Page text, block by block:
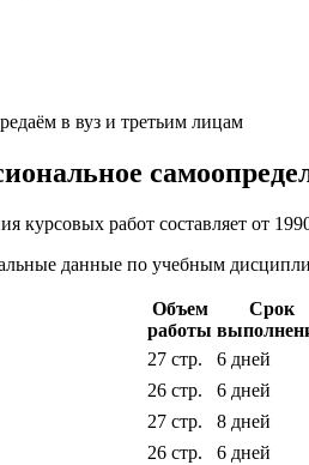
в вуз и третьим лицам
курсовых работ составляет от
данные по учебным
Объем
работы
Срок
27 стр. 6 дней
26 стр. 6 дней
27 стр. 8 дней
26 стр. 6 дней